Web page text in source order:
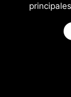
REVISA LA